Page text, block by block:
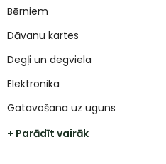
Bērniem
Dāvanu kartes
Degļi un degviela
Elektronika
Gatavošana uz uguns
+ Parādīt vairāk